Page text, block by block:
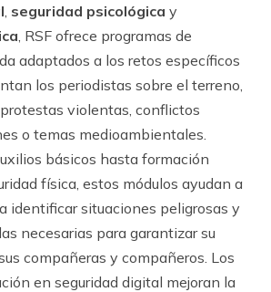
seguridad psicológica y
, RSF ofrece programas de
adaptados a los retos específicos
los periodistas sobre el terreno,
violentas, conflictos
o temas medioambientales.
básicos hasta formación
física, estos módulos ayudan a
identificar situaciones peligrosas y
necesarias para garantizar su
compañeras y compañeros. Los
en seguridad digital mejoran la